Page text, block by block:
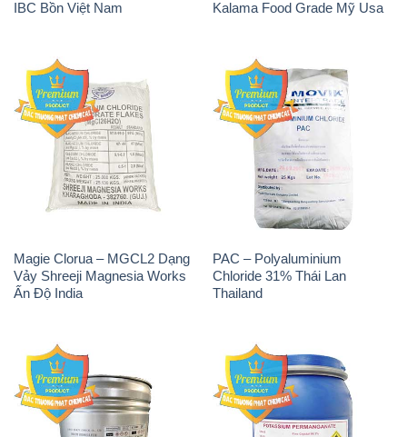
IBC Bồn Việt Nam
Kalama Food Grade Mỹ Usa
Magie Clorua – MGCL2 Dạng
Vảy Shreeji Magnesia Works
Ấn Độ India
PAC – Polyaluminium
Chloride 31% Thái Lan
Thailand